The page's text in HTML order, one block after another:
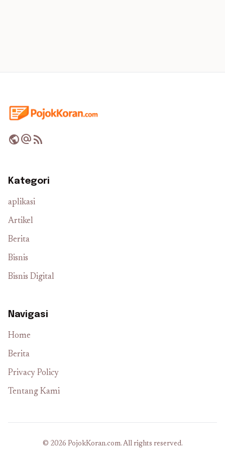
publicalternate_emailrss_feed
Kategori
aplikasi
Artikel
Berita
Bisnis
Bisnis Digital
Navigasi
Home
Berita
Privacy Policy
Tentang Kami
© 2026 PojokKoran.com. All rights reserved.